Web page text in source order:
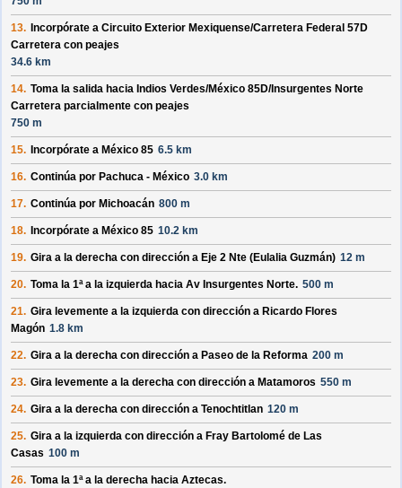
13. Incorpórate a Circuito Exterior Mexiquense/​Carretera Federal 57D
Carretera con peajes
34.6 km
14. Toma la salida hacia Indios Verdes/​México 85D/​Insurgentes Norte
Carretera parcialmente con peajes
750 m
15. Incorpórate a México 85 6.5 km
16. Continúa por Pachuca - México 3.0 km
17. Continúa por Michoacán 800 m
18. Incorpórate a México 85 10.2 km
19. Gira a la derecha con dirección a Eje 2 Nte (Eulalia Guzmán) 12 m
20. Toma la 1ª a la izquierda hacia Av Insurgentes Norte. 500 m
21. Gira levemente a la izquierda con dirección a Ricardo Flores
Magón 1.8 km
22. Gira a la derecha con dirección a Paseo de la Reforma 200 m
23. Gira levemente a la derecha con dirección a Matamoros 550 m
24. Gira a la derecha con dirección a Tenochtitlan 120 m
25. Gira a la izquierda con dirección a Fray Bartolomé de Las
Casas 100 m
26. Toma la 1ª a la derecha hacia Aztecas.